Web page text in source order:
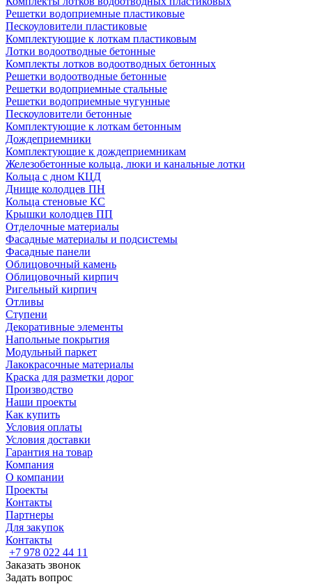
Решетки водоприемные пластиковые
Пескоуловители пластиковые
Комплектующие к лоткам пластиковым
Лотки водоотводные бетонные
Комплекты лотков водоотводных бетонных
Решетки водоотводные бетонные
Решетки водоприемные стальные
Решетки водоприемные чугунные
Пескоуловители бетонные
Комплектующие к лоткам бетонным
Дождеприемники
Комплектующие к дождеприемникам
Железобетонные кольца, люки и канальные лотки
Кольца с дном КЦД
Днище колодцев ПН
Кольца стеновые КС
Крышки колодцев ПП
Отделочные материалы
Фасадные материалы и подсистемы
Фасадные панели
Облицовочный камень
Облицовочный кирпич
Ригельный кирпич
Отливы
Ступени
Декоративные элементы
Напольные покрытия
Модульный паркет
Лакокрасочные материалы
Краска для разметки дорог
Производство
Наши проекты
Как купить
Условия оплаты
Условия доставки
Гарантия на товар
Компания
О компании
Проекты
Контакты
Партнеры
Для закупок
Контакты
+7 978 022 44 11
Заказать звонок
Задать вопрос